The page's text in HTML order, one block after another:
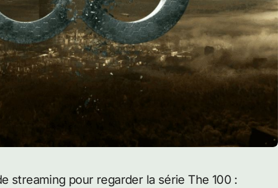
streaming pour regarder la série The 100 :